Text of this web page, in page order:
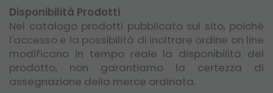
Disponibilità Prodotti
Nel catalogo prodotti pubblicato sul sito, poiché
l'accesso e la possibilità di inoltrare ordine on line
modificano in tempo reale la disponibilità del
prodotto, non garantiamo la certezza di
assegnazione della merce ordinata.